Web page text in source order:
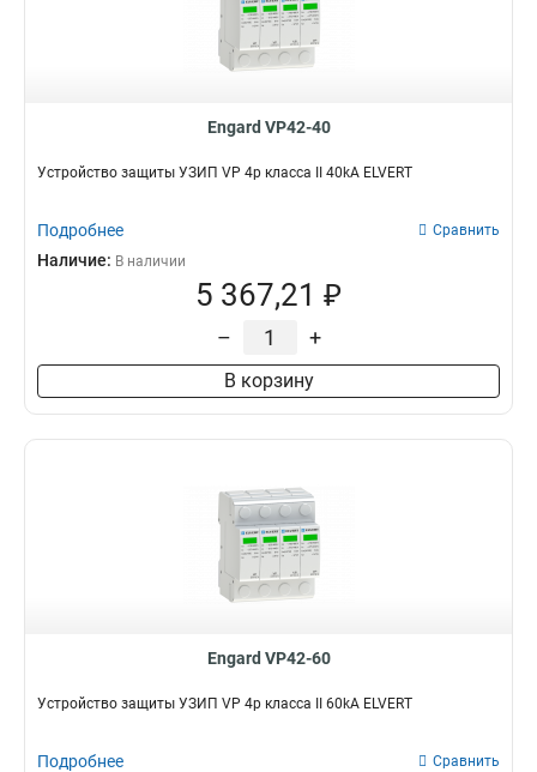
Engard VP42-40
Устройство защиты УЗИП VP 4p класса II 40kA ELVERT
Подробнее Сравнить
Наличие: В наличии
5 367,21 ₽
– +
В корзину
Engard VP42-60
Устройство защиты УЗИП VP 4p класса II 60kA ELVERT
Подробнее Сравнить